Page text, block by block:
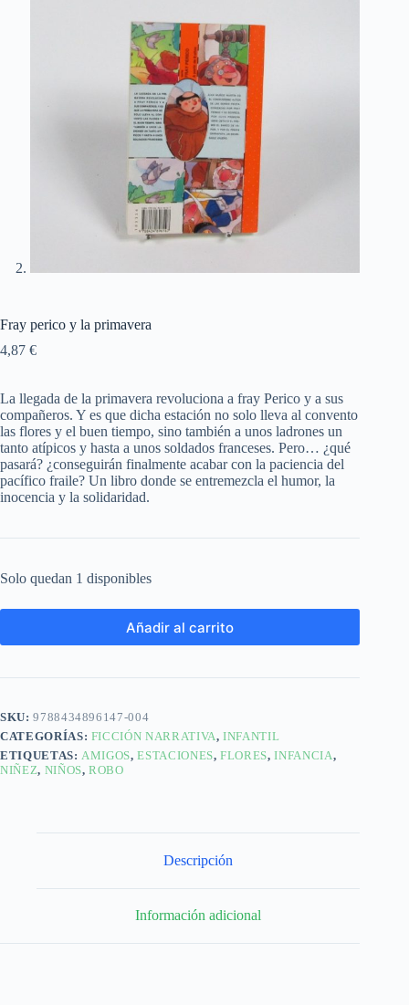
Fray perico y la primavera
4,87 €
La llegada de la primavera revoluciona a fray Perico y a sus
compañeros. Y es que dicha estación no solo lleva al convento
las flores y el buen tiempo, sino también a unos ladrones un
tanto atípicos y hasta a unos soldados franceses. Pero… ¿qué
pasará? ¿conseguirán finalmente acabar con la paciencia del
pacífico fraile? Un libro donde se entremezcla el humor, la
inocencia y la solidaridad.
Solo quedan 1 disponibles
Añadir al carrito
SKU:9788434896147-004
CATEGORÍAS: FICCIÓN NARRATIVA,INFANTIL
ETIQUETAS:AMIGOS,ESTACIONES,FLORES,INFANCIA,
NIÑEZ, NIÑOS,ROBO
Descripción
Información adicional